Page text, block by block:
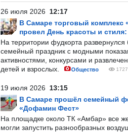
26 июля 2026 12:17
В Самаре торговый комплекс
провел День красоты и
На территории фудкорта
семейный праздник с модными
активностями, конкурсами и
детей и взрослых.
Общество 1727
19 июля 2026 13:15
В Самаре прошёл семейный
«Дофамин Фест»
На площадке около ТК «Амбар» все
могли запустить разнообразных